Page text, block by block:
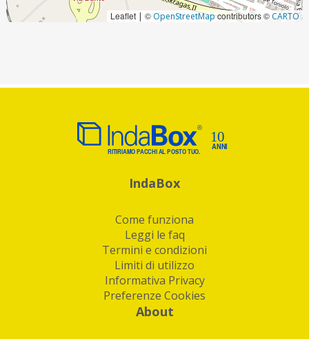
Leaflet | © OpenStreetMapcontributors ©CARTO
IndaBox
Come funziona
Leggi le faq
Termini e condizioni
Limiti di utilizzo
Informativa Privacy
Preferenze Cookies
About